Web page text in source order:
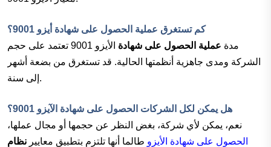
كم تستغرق عملية الحصول على شهادة أيزو 9001
؟
مدة عملية الحصول على شهادة
الأيزو 9001 تعتمد على حجم
الشركة ومدى جاهزية أنظمتها الحالية. قد تستغرق من بضعة أشهر
إلى سنة.
هل يمكن لكل الشركات الحصول على شهادة الآيزو 9001
؟
نعم، يمكن لأي شركة، بغض النظر عن حجمها أو مجال عملها،
الحصول على شهادة الأيزو طالما أنها تلتزم بتطبيق معايير نظام